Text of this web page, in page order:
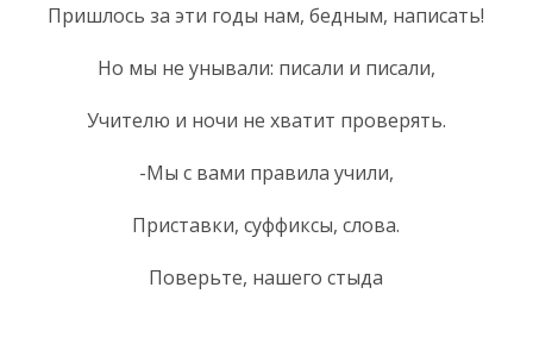
Пришлось за эти годы нам, бедным, написать!
Но мы не унывали: писали и писали,
Учителю и ночи не хватит проверять.
-Мы с вами правила учили,
Приставки, суффиксы, слова.
Поверьте, нашего стыда